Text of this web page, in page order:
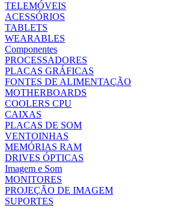
TELEMÓVEIS
ACESSÓRIOS
TABLETS
WEARABLES
Componentes
PROCESSADORES
PLACAS GRÁFICAS
FONTES DE ALIMENTAÇÃO
MOTHERBOARDS
COOLERS CPU
CAIXAS
PLACAS DE SOM
VENTOINHAS
MEMÓRIAS RAM
DRIVES ÓPTICAS
Imagem e Som
MONITORES
PROJEÇÃO DE IMAGEM
SUPORTES